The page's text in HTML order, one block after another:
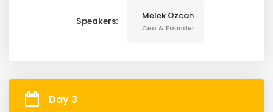
Speakers: Melek Ozcan
Ceo & Founder
Day 3